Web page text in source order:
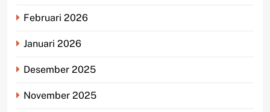
Februari 2026
Januari 2026
Desember 2025
November 2025